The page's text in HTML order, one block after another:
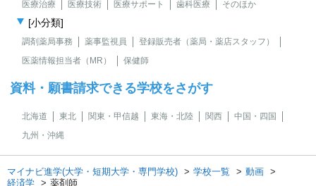
医療治療 医療技術 医療サポート 歯科医療 そのほか
[小分類]
調剤薬局事務 薬事監視員
登録販売者（薬局・薬店スタッフ）
医薬情報担当者（MR）
保健師
資料・願書請求できる学校をさがす
北海道 東北 関東・甲信越 東海・北陸 関西
中国・四国
九州・沖縄
マイナビ進学(大学・短期大学・専門学校) 学校一覧
動画
経済学
薬剤師